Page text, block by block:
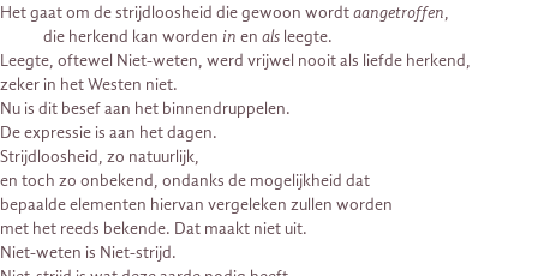
Het gaat om de strijdloosheid die gewoon wordtaangetroffen,
die herkend kan worden in en als leegte.
Leegte, oftewel Niet-weten, werd vrijwel nooit als liefde herkend,
zeker in het Westen niet.
Nu is dit besef aan het binnendruppelen.
De expressie is aan het dagen.
Strijdloosheid, zo natuurlijk,
en toch zo onbekend, ondanks de mogelijkheid dat
bepaalde elementen hiervan vergeleken zullen worden
met het reeds bekende. Dat maakt niet uit.
Niet-weten is Niet-strijd.